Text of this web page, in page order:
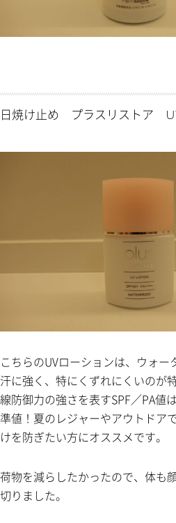
日焼け止め プラスリストア
こちらのUVローションは、ウォー
汗に強く、特にくずれにくいのが
線防御力の強さを表すSPF／PA値
準値！夏のレジャーやアウトドア
けを防ぎたい方にオススメです。
荷物を減らしたかったので、体も
切りました。